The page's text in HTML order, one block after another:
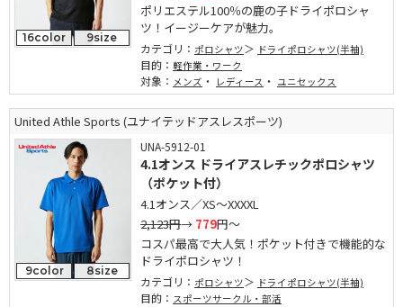
16color 9size
ポリエステル100％の鹿の子ドライポロシャ
ツ！イージーケアが魅力。
カテゴリ： ポロシャツ ドライポロシャツ(半袖)
目的： 軽作業・ワーク
対象： メンズ ・ レディース ・ ユニセックス
United Athle Sports (ユナイテッドアスレスポーツ)
9color 8size
UNA-5912-01
4.1オンス ドライアスレチックポロシャツ
（ポケット付）
4.1オンス／XS～XXXXL
2,123円→ 779円～
コスパ最高で大人気！ポケット付きで機能的な
ドライポロシャツ！
カテゴリ： ポロシャツ ドライポロシャツ(半袖)
目的： スポーツサークル・部活